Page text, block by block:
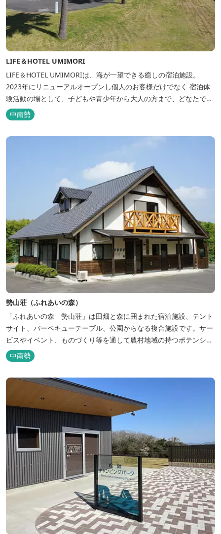
LIFE＆HOTEL UMIMORI
LIFE＆HOTEL UMIMORIは、海が一望できる癒しの宿泊施設。
2023年にリニューアルオープンし個人のお客様だけでなく 宿泊体
験活動の場として、子どもや青少年から大人の方まで、どなたでも
ご利用いただけます。 ヨットやボート・カヤックをはじめとするマ
リンアクティビティや併設する海の乗馬倶楽部エルカバージョでの
中南勢
勢山荘（ふれあいの森）
「ふれあいの森 勢山荘」は田畑と森に囲まれた宿泊施設、テント
サイト、バーベキューテーブル、公園からなる複合施設です。サー
ビスやイベント、ものづくり等を通して農村地域の持つポテンシャ
ルを発信しています。 めだかやタガメなど水生生物が生息し、初夏
にはホタルが飛び交う「メダカ池」や、約９０００本のあじさいが
植えられた「あじさいの小径」を散策し、遠い昔に過ごした懐かし
い田舎にタイムスリップしてみま...
中南勢